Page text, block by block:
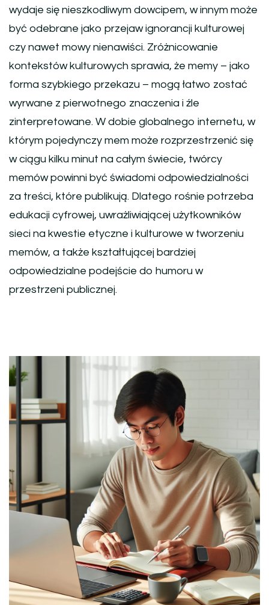
wydaje się nieszkodliwym dowcipem, w innym może
być odebrane jako przejaw ignorancji kulturowej
czy nawet mowy nienawiści. Zróżnicowanie
kontekstów kulturowych sprawia, że memy – jako
forma szybkiego przekazu – mogą łatwo zostać
wyrwane z pierwotnego znaczenia i źle
zinterpretowane. W dobie globalnego internetu, w
którym pojedynczy mem może rozprzestrzenić się
w ciągu kilku minut na całym świecie, twórcy
memów powinni być świadomi odpowiedzialności
za treści, które publikują. Dlatego rośnie potrzeba
edukacji cyfrowej, uwrażliwiającej użytkowników
sieci na kwestie etyczne i kulturowe w tworzeniu
memów, a także kształtującej bardziej
odpowiedzialne podejście do humoru w
przestrzeni publicznej.
Nawigacja
wpisu